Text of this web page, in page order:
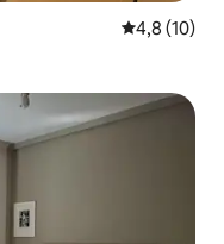
4,8 av 5 i
4,8 (10)